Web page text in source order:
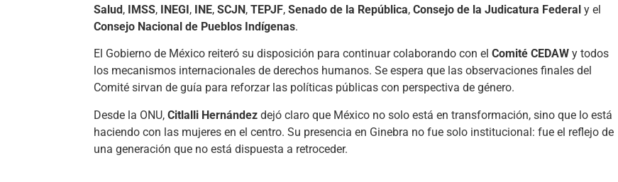
Salud, IMSS, INEGI, INE, SCJN, TEPJF, Senado de la República, Consejo de la Judicatura Federal y el
Consejo Nacional de Pueblos Indígenas.
El Gobierno de México reiteró su disposición para continuar colaborando con el Comité CEDAW y todos
los mecanismos internacionales de derechos humanos. Se espera que las observaciones finales del
Comité sirvan de guía para reforzar las políticas públicas con perspectiva de género.
Desde la ONU, Citlalli Hernández dejó claro que México no solo está en transformación, sino que lo está
haciendo con las mujeres en el centro. Su presencia en Ginebra no fue solo institucional: fue el reflejo de
una generación que no está dispuesta a retroceder.